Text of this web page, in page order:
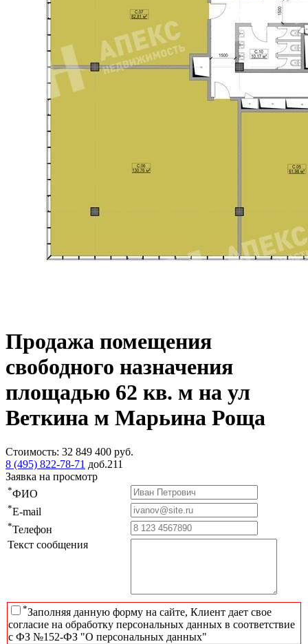
Продажа помещения
свободного назначения
площадью 62 кв. м на ул
Веткина м Марьина Роща
Стоимость: 32 849 400 руб.
8 (495) 822-78-71 доб.211
Заявка на просмотр
*ФИО
*E-mail
*Телефон
Текст сообщения
*Заполняя данную форму на сайте, Клиент дает свое
согласие на обработку персональных данных в соответствие
с ФЗ №152-ФЗ "О персональных данных"